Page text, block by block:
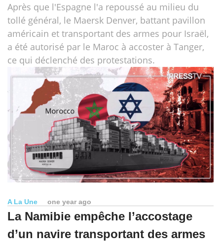
Après que l'Espagne l'a repoussé au milieu du
tollé général, le Maersk Denver, battant pavillon
américain et transportant des armes pour Israël,
a été autorisé par le Maroc à accoster à Tanger,
ce qui déclenché des protestations.
A La Une one year ago
La Namibie empêche l’accostage
d’un navire transportant des armes